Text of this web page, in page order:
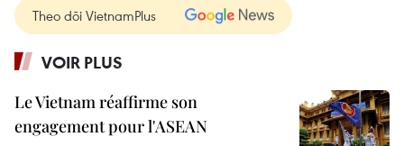
Theo dõi VietnamPlus
VOIR PLUS
Le Vietnam réaffirme son
engagement pour l'ASEAN